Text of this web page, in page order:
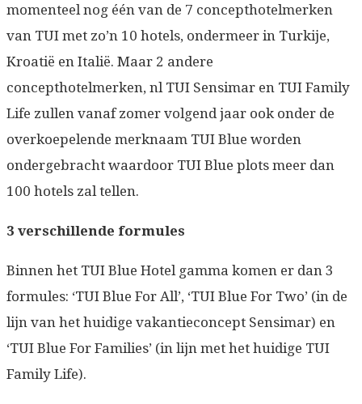
momenteel nog één van de 7 concepthotelmerken
van TUI met zo’n 10 hotels, ondermeer in Turkije,
Kroatië en Italië. Maar 2 andere
concepthotelmerken, nl TUI Sensimar en TUI Family
Life zullen vanaf zomer volgend jaar ook onder de
overkoepelende merknaam TUI Blue worden
ondergebracht waardoor TUI Blue plots meer dan
100 hotels zal tellen.
3 verschillende formules
Binnen het TUI Blue Hotel gamma komen er dan 3
formules: ‘TUI Blue For All’, ‘TUI Blue For Two’ (in de
lijn van het huidige vakantieconcept Sensimar) en
‘TUI Blue For Families’ (in lijn met het huidige TUI
Family Life).